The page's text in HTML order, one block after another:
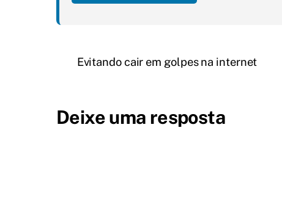
Evitando cair em golpes na internet
Deixe uma resposta